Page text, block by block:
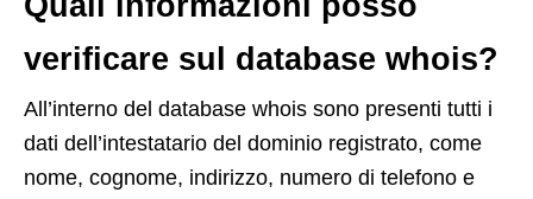
verificare sul database whois?
All’interno del database whois sono presenti tutti i
dati dell’intestatario del dominio registrato, come
nome, cognome, indirizzo, numero di telefono e